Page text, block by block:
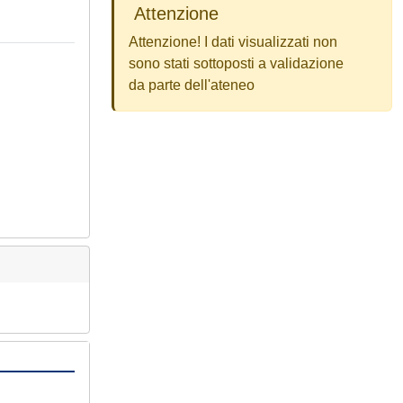
Attenzione
Attenzione! I dati visualizzati non
sono stati sottoposti a validazione
da parte dell'ateneo